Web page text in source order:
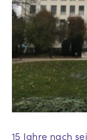
15 Jahre nach